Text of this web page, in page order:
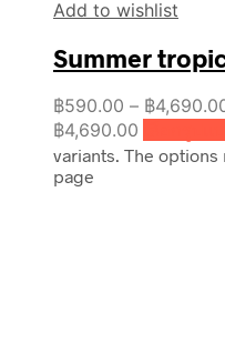
Add to wishlist
Summer
฿590.00 – ฿
฿4,690.00
variants. The
page